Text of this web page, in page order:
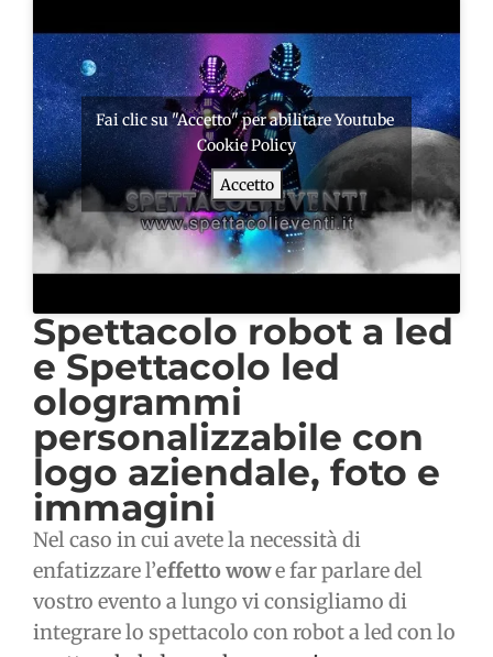
Fai clic su "Accetto" per abilitare Youtube
Cookie Policy
Accetto
Spettacolo robot a led
e Spettacolo led
ologrammi
personalizzabile con
logo aziendale, foto e
immagini
Nel caso in cui avete la necessità di
enfatizzare l’effetto wowe far parlare del
vostro evento a lungo vi consigliamo di
integrare lo spettacolo con robot a led con lo